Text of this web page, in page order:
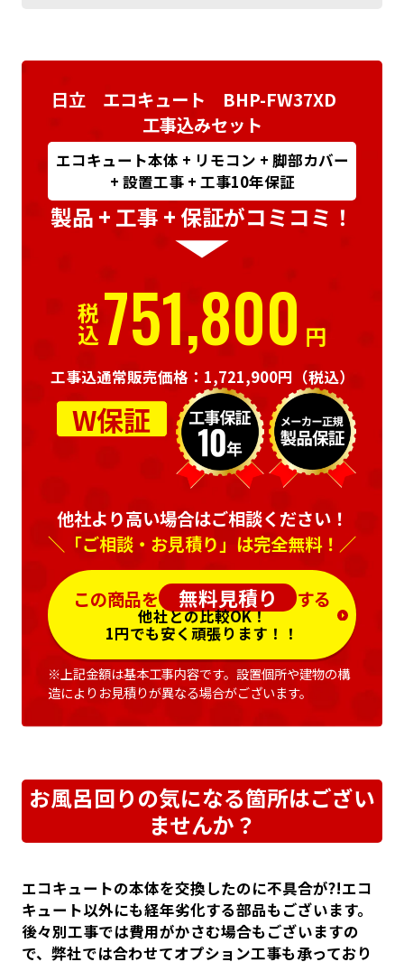
日立 エコキュート BHP-FW37XD
工事込みセット
エコキュート本体 + リモコン + 脚部カバー
+ 設置工事 + 工事10年保証
製品 + 工事 + 保証がコミコミ！
W保証
税込751,800 円
工事込通常販売価格：1,721,900円 （税込）
他社より高い場合はご相談ください！
＼「ご相談・お見積り」は完全無料！／
この商品を 無料見積り する
他社との比較OK！
1円でも安く頑張ります！！
※上記金額は基本工事内容です。設置個所や建物の構
造によりお見積りが異なる場合がございます。
お風呂回りの気になる箇所はござい
ませんか？
エコキュートの本体を交換したのに不具合が?!エコ
キュート以外にも経年劣化する部品もございます。
後々別工事では費用がかさむ場合もございますの
で、弊社では合わせてオプション工事も承っており